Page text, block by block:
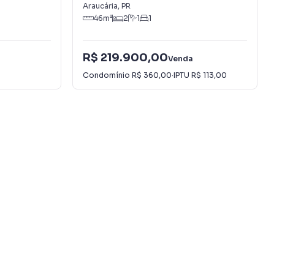
Araucária, PR
46m² 2 1 1
R$ 219.900,00Venda
Condomínio R$ 360,00·IPTU R$ 113,00